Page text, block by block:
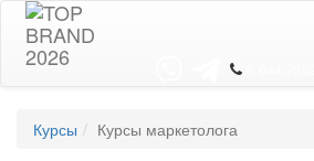
Курсы Курсы маркетолога